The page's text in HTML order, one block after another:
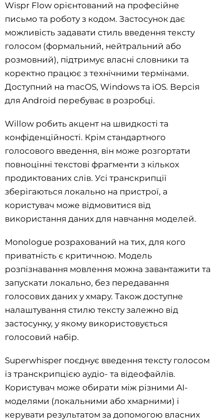
Wispr Flow орієнтований на професійне
письмо та роботу з кодом. Застосунок дає
можливість задавати стиль введення тексту
голосом (формальний, нейтральний або
розмовний), підтримує власні словники та
коректно працює з технічними термінами.
Доступний на macOS, Windows та iOS. Версія
для Android перебуває в розробці.
Willow робить акцент на швидкості та
конфіденційності. Крім стандартного
голосового введення, він може розгортати
повноцінні текстові фрагменти з кількох
продиктованих слів. Усі транскрипції
зберігаються локально на пристрої, а
користувач може відмовитися від
використання даних для навчання моделей.
Monologue розрахований на тих, для кого
приватність є критичною. Модель
розпізнавання мовлення можна завантажити та
запускати локально, без передавання
голосових даних у хмару. Також доступне
налаштування стилю тексту залежно від
застосунку, у якому використовується
голосовий набір.
Superwhisper поєднує введення тексту голосом
із транскрипцією аудіо- та відеофайлів.
Користувач може обирати між різними AI-
моделями (локальними або хмарними) і
керувати результатом за допомогою власних